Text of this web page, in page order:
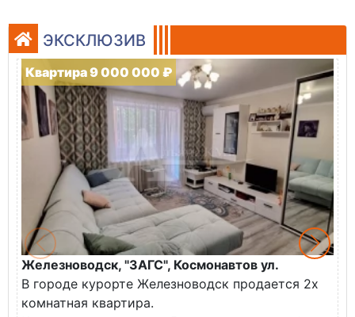
ЭКСКЛЮЗИВ
Квартира 9 000 000 ₽
Железноводск, "ЗАГС", Космонавтов ул.
В городе курорте Железноводск продается 2х
комнатная квартира.